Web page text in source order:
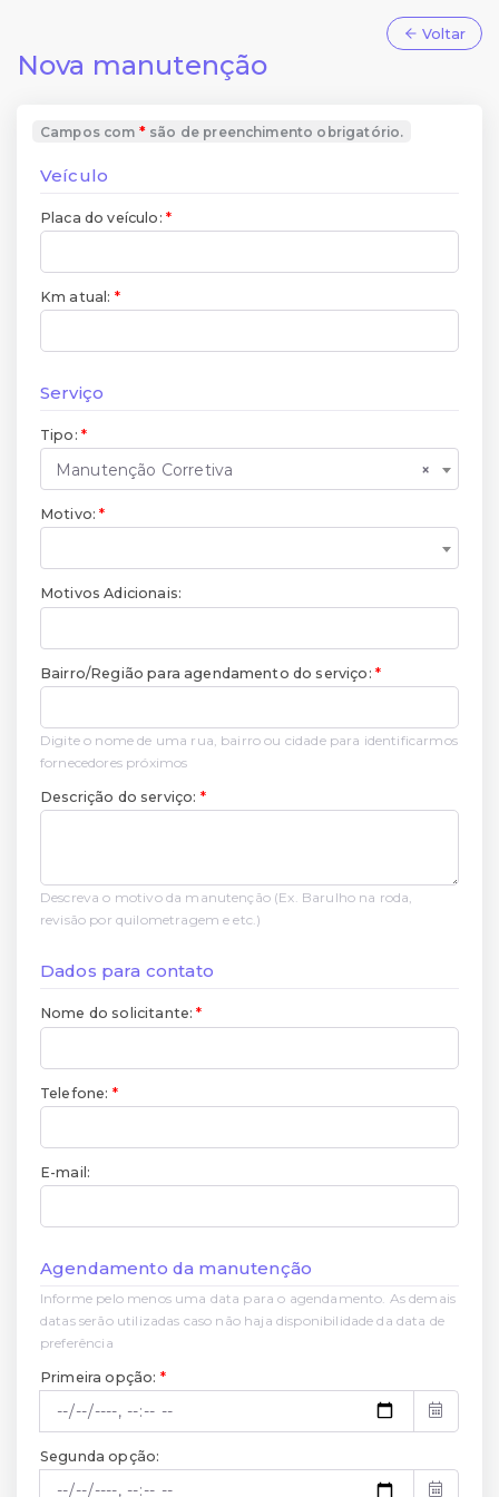
Voltar
Nova manutenção
Campos com são de preenchimento obrigatório.
Veículo
Placa do veículo:
Km atual:
Serviço
Tipo:
×
Manutenção Corretiva
Motivo:
Motivos Adicionais:
Bairro/Região para agendamento do serviço:
Digite o nome de uma rua, bairro ou cidade para identificarmos
fornecedores próximos
Descrição do serviço:
Descreva o motivo da manutenção (Ex. Barulho na roda,
revisão por quilometragem e etc.)
Dados para contato
Nome do solicitante:
Telefone:
E-mail:
Agendamento da manutenção
Informe pelo menos uma data para o agendamento. As demais
datas serão utilizadas caso não haja disponibilidade da data de
preferência
Primeira opção:
Segunda opção: